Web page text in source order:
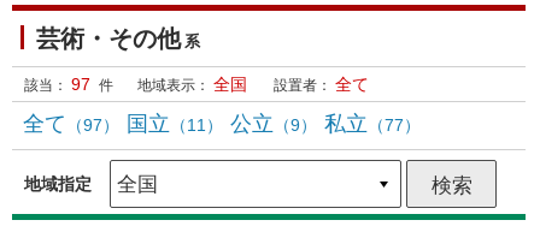
芸術・その他 系
該当： 97 件 地域表示： 全国 設置者： 全て
全て （97） 国立 （11） 公立 （9） 私立 （77）
地域指定